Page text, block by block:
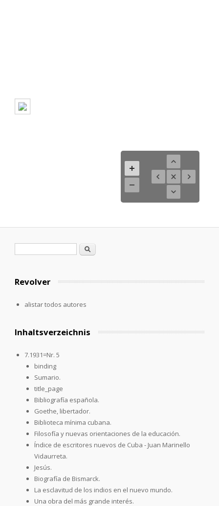
Formulario de búsqueda
Buscar
Revolver
alistar todos autores
Inhaltsverzeichnis
7.1931=Nr. 5
binding
Sumario.
title_page
Bibliografía española.
Goethe, libertador.
Biblioteca mínima cubana.
Filosofía y nuevas orientaciones de la educación.
Índice de escritores nuevos de Cuba - Juan Marinello
Vidaurreta.
Jesús.
Biografía de Bismarck.
La esclavitud de los indios en el nuevo mundo.
Una obra del más grande interés.